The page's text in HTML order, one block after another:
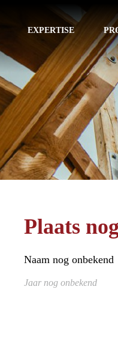
EXPERTISE
Plaats
Naam nog onbekend
Jaar nog onbekend